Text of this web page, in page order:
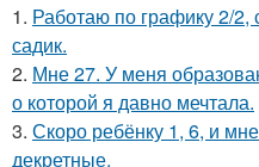
1. Работаю по графику 2/2,
садик.
2. Мне 27. У меня
о которой я давно мечтала.
3. Скоро ребёнку 1, 6, и
декретные.